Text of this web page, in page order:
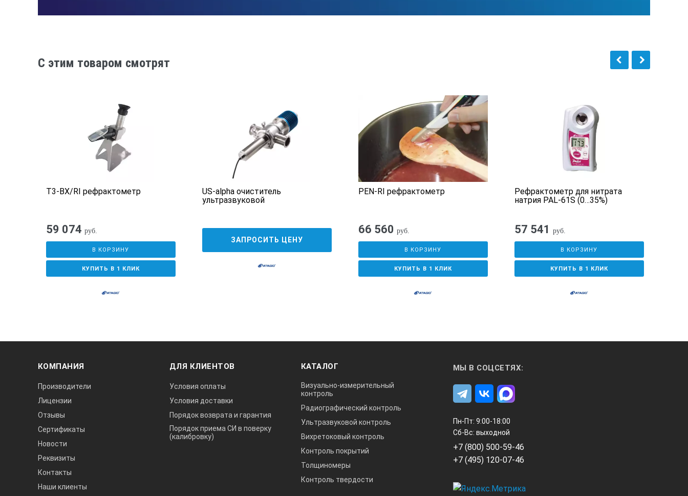
C этим товаром смотрят
T3-BX/RI рефрактометр
59 074 руб.
В КОРЗИНУ
КУПИТЬ В 1 КЛИК
US-alpha очиститель
ультразвуковой
ЗАПРОСИТЬ ЦЕНУ
PEN-RI рефрактометр
66 560 руб.
В КОРЗИНУ
КУПИТЬ В 1 КЛИК
Рефрактометр для нитрата
натрия PAL-61S (0…35%)
57 541 руб.
В КОРЗИНУ
КУПИТЬ В 1 КЛИК
КОМПАНИЯ
Производители
Лицензии
Отзывы
Сертификаты
Новости
Реквизиты
Контакты
Наши клиенты
ДЛЯ КЛИЕНТОВ
Условия оплаты
Условия доставки
Порядок возврата и гарантия
Порядок приема СИ в поверку
(калибровку)
КАТАЛОГ
Визуально-измерительный
контроль
Радиографический контроль
Ультразвуковой контроль
Вихретоковый контроль
Контроль покрытий
Толщиномеры
Контроль твердости
МЫ В СОЦСЕТЯХ:
Пн-Пт: 9:00-18:00
Сб-Вс: выходной
+7 (800) 500-59-46
+7 (495) 120-07-46